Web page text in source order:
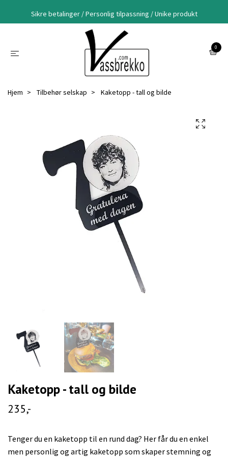
Sikre betalinger / Personlig tilpassning / Unike produkt
0
Hjem Tilbehør selskap Kaketopp - tall og bilde
Kaketopp - tall og bilde
235,-
Tenger du en kaketopp til en rund dag? Her får du en enkel
men personlig og artig kaketopp som skaper stemning og